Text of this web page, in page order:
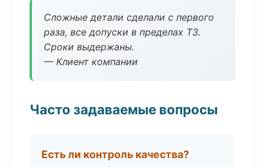
Сложные детали сделали с первого
раза, все допуски в пределах ТЗ.
Сроки выдержаны.
— Клиент компании
Часто задаваемые вопросы
Есть ли контроль качества?